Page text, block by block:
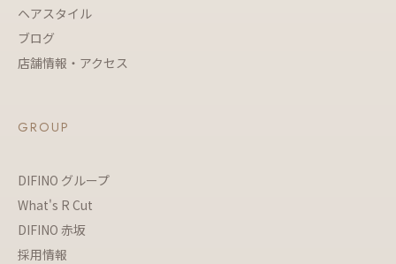
ヘアスタイル
ブログ
店舗情報・アクセス
GROUP
DIFINO グループ
What's R Cut
DIFINO 赤坂
採用情報